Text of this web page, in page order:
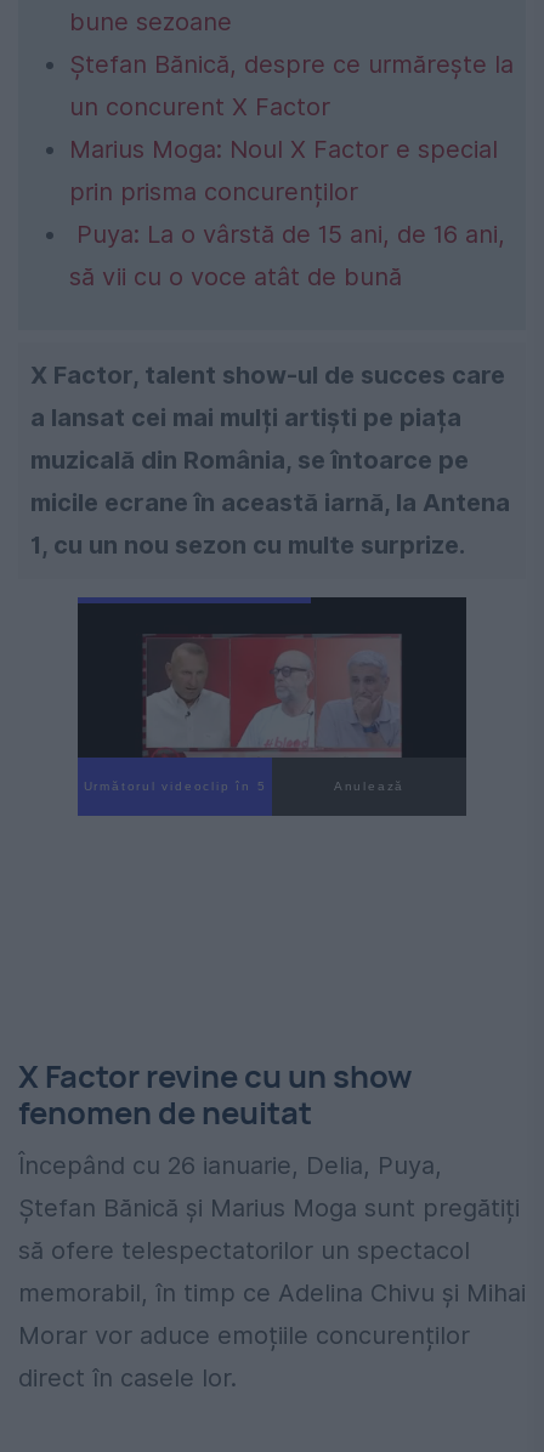
bune sezoane
Ştefan Bănică, despre ce urmărește la
un concurent X Factor
Marius Moga: Noul X Factor e special
prin prisma concurenților
Puya: La o vârstă de 15 ani, de 16 ani,
să vii cu o voce atât de bună
X Factor, talent show-ul de succes care
a lansat cei mai mulți artiști pe piața
muzicală din România, se întoarce pe
micile ecrane în această iarnă, la Antena
1, cu un nou sezon cu multe surprize.
Următorul videoclip în 3 Anulează
X Factor revine cu un show
fenomen de neuitat
Începând cu 26 ianuarie, Delia, Puya,
Ștefan Bănică și Marius Moga sunt pregătiți
să ofere telespectatorilor un spectacol
memorabil, în timp ce Adelina Chivu și Mihai
Morar vor aduce emoțiile concurenților
direct în casele lor.